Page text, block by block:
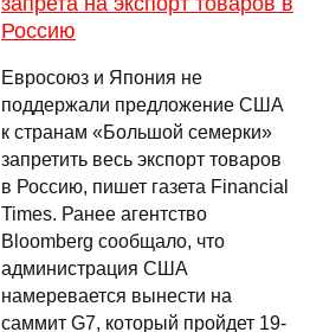
Россию
Евросоюз и Япония не
поддержали предложение США
к странам «Большой семерки»
запретить весь экспорт товаров
в Россию, пишет газета Financial
Times. Ранее агентство
Bloomberg сообщало, что
администрация США
намеревается вынести на
саммит G7, который пройдет 19-